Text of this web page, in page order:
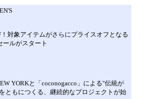
！対象アイテムがさらにプライスオフとなる
ールがスタート
YORKと「coconogacco」による"伝統が
ともにつくる、継続的なプロジェクトが始